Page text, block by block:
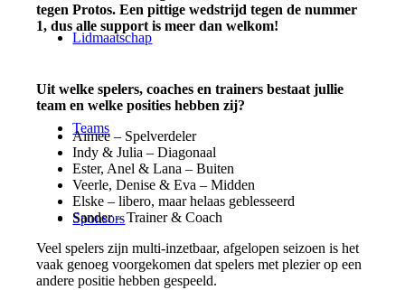
Lidmaatschap
Teams
Sponsors
tegen Protos. Een pittige wedstrijd tegen de nummer
1, dus alle support is meer dan welkom!
Uit welke spelers, coaches en trainers bestaat jullie
team en welke posities hebben zij?
Aimee – Spelverdeler
Indy & Julia – Diagonaal
Ester, Anel & Lana – Buiten
Veerle, Denise & Eva – Midden
Elske – libero, maar helaas geblesseerd
Sander – Trainer & Coach
Veel spelers zijn multi-inzetbaar, afgelopen seizoen is het
vaak genoeg voorgekomen dat spelers met plezier op een
andere positie hebben gespeeld.